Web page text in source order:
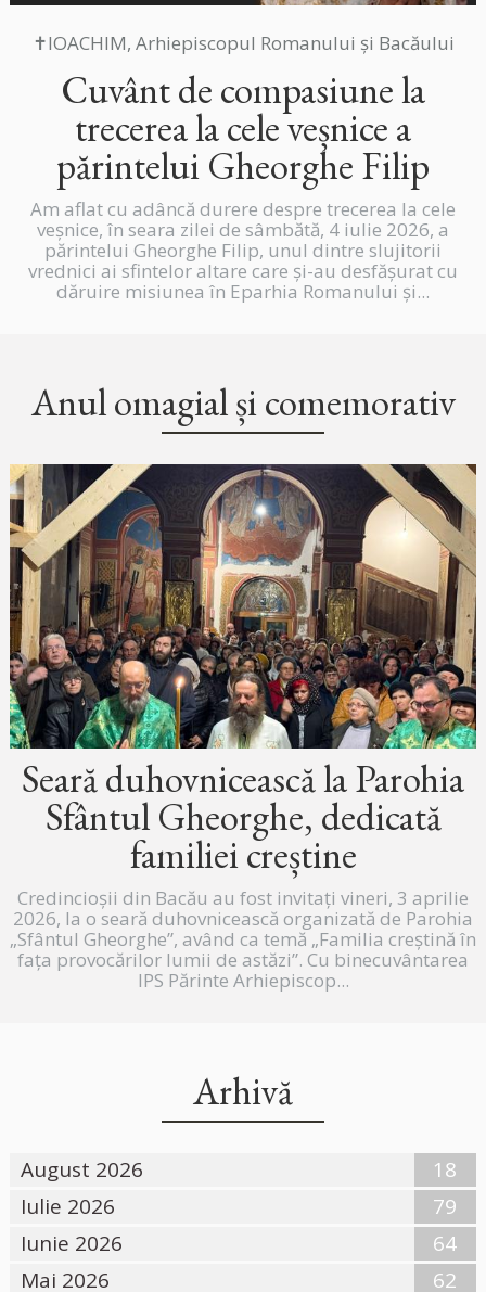
✝IOACHIM, Arhiepiscopul Romanului și Bacăului
Cuvânt de compasiune la
trecerea la cele veșnice a
părintelui Gheorghe Filip
Am aflat cu adâncă durere despre trecerea la cele
veșnice, în seara zilei de sâmbătă, 4 iulie 2026, a
părintelui Gheorghe Filip, unul dintre slujitorii
vrednici ai sfintelor altare care și-au desfășurat cu
dăruire misiunea în Eparhia Romanului și...
Anul omagial și comemorativ
Seară duhovnicească la Parohia
Sfântul Gheorghe, dedicată
familiei creștine
Credincioșii din Bacău au fost invitați vineri, 3 aprilie
2026, la o seară duhovnicească organizată de Parohia
„Sfântul Gheorghe”, având ca temă „Familia creștină în
fața provocărilor lumii de astăzi”. Cu binecuvântarea
IPS Părinte Arhiepiscop...
Arhivă
August 2026
18
Iulie 2026
79
Iunie 2026
64
Mai 2026
62